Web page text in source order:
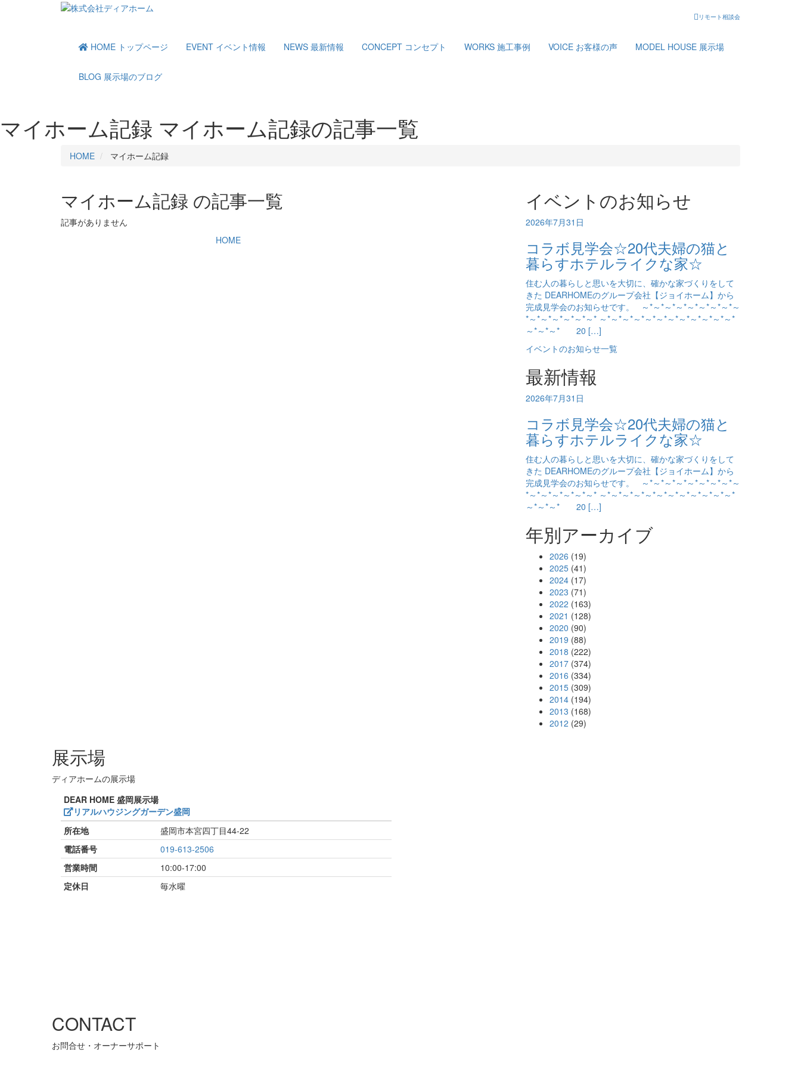
リモート相談会
HOME トップページ EVENT イベント情報 NEWS 最新情報 CONCEPT コンセプト WORKS 施工事例 VOICE お客様の声 MODEL HOUSE 展示場
BLOG 展示場のブログ
マイホーム記録 マイホーム記録の記事一覧
HOME マイホーム記録
マイホーム記録 の記事一覧
記事がありません
HOME
イベントのお知らせ
2026年7月31日
コラボ見学会☆20代夫婦の猫と
暮らすホテルライクな家☆
住む人の暮らしと思いを大切に、確かな家づくりをして
きた DEARHOMEのグループ会社【ジョイホーム】から
完成見学会のお知らせです。 ～*～*～*～*～*～*～*～*～
*～*～*～*～*～*～* ～*～*～*～*～*～*～*～*～*～*～*～*
～*～*～* 20 […]
イベントのお知らせ一覧
最新情報
2026年7月31日
コラボ見学会☆20代夫婦の猫と
暮らすホテルライクな家☆
住む人の暮らしと思いを大切に、確かな家づくりをして
きた DEARHOMEのグループ会社【ジョイホーム】から
完成見学会のお知らせです。 ～*～*～*～*～*～*～*～*～
*～*～*～*～*～*～* ～*～*～*～*～*～*～*～*～*～*～*～*
～*～*～* 20 […]
年別アーカイブ
2026 (19)
2025 (41)
2024 (17)
2023 (71)
2022 (163)
2021 (128)
2020 (90)
2019 (88)
2018 (222)
2017 (374)
2016 (334)
2015 (309)
2014 (194)
2013 (168)
2012 (29)
展示場
ディアホームの展示場
DEAR HOME 盛岡展示場
リアルハウジングガーデン盛岡
所在地
盛岡市本宮四丁目44-22
電話番号
019-613-2506
営業時間
10:00-17:00
定休日
毎水曜
CONTACT
お問合せ・オーナーサポート